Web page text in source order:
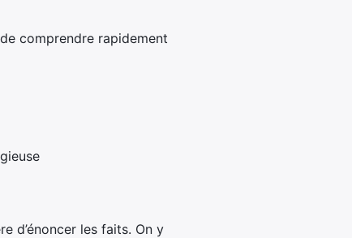
comprendre rapidement
d’énoncer les faits. On y